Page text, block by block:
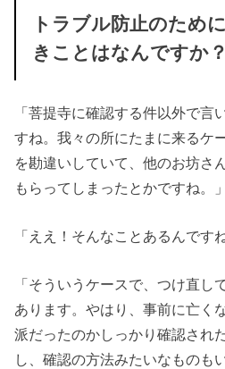
トラブル防止のため
きことはなんですか？
「菩提寺に確認する件以外で言
すね。我々の所にたまに来るケ
を勘違いしていて、他のお坊さ
もらってしまったとかですね。」
「ええ！そんなことあるんです
「そういうケースで、つけ直し
あります。やはり、事前に亡く
派だったのかしっかり確認され
し、確認の方法みたいなものも